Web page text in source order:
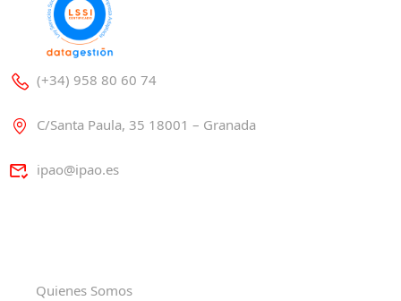
(+34) 958 80 60 74
C/Santa Paula, 35 18001 – Granada
ipao@ipao.es
Quienes Somos